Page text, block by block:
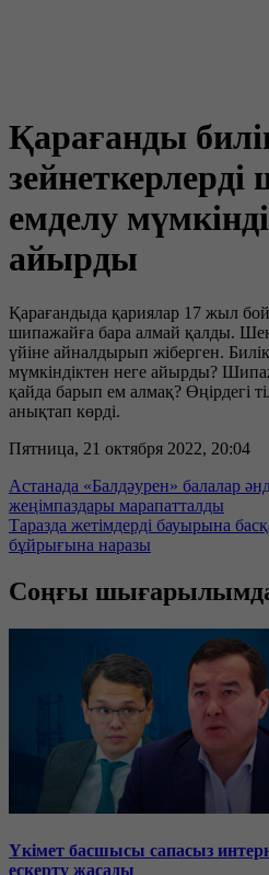
Қарағанды
емделу
айырды
Қарағандыда қариялар 17 жыл
шипажайға бара алмай қалды.
үйіне айналдырып жіберген.
мүмкіндіктен неге айырды?
қайда барып ем алмақ? Өңірдегі
анықтап көрді.
Пятница, 21 октября 2022, 20:04
Астанада «Балдәурен» балалар
жеңімпаздары марапатталды
Таразда жетімдерді бауырына
бұйрығына наразы
Соңғы
Үкімет басшысы сапасыз
ескерту жасады